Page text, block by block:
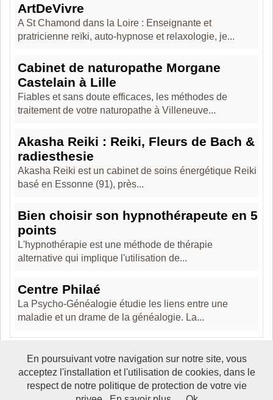
ArtDeVivre
A St Chamond dans la Loire : Enseignante et
pratricienne reïki, auto-hypnose et relaxologie, je...
Cabinet de naturopathe Morgane
Castelain à Lille
Fiables et sans doute efficaces, les méthodes de
traitement de votre naturopathe à Villeneuve...
Akasha Reiki : Reiki, Fleurs de Bach &
radiesthesie
Akasha Reiki est un cabinet de soins énergétique Reiki
basé en Essonne (91), près...
Bien choisir son hypnothérapeute en 5
points
L'hypnothérapie est une méthode de thérapie
alternative qui implique l'utilisation de...
Centre Philaé
La Psycho-Généalogie étudie les liens entre une
maladie et un drame de la généalogie. La...
Boosté par Arfooo 2.02 - © 2007 - 2017 -Contact-Mentions
legales
En poursuivant votre navigation sur notre site, vous
acceptez l'installation et l'utilisation de cookies, dans le
respect de notre politique de protection de votre vie